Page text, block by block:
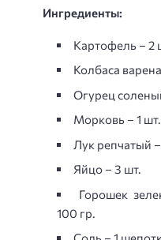
Ингредиенты:
Картофель – 2
Колбаса
Огурец
Морковь – 1 шт.
Лук репчатый
Яйцо – 3 шт.
Горошек
100 гр.